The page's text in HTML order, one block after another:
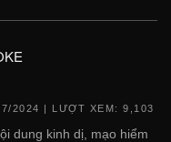
2024 | LƯỢT XEM: 9,103
dung kinh dị, mạo hiểm